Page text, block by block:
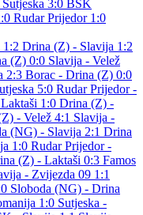
Sutjeska 3:0 BSK
Rudar Prijedor 1:0
Drina (Z) - Slavija 1:2
(Z) 0:0 Slavija - Velež
2:3 Borac - Drina (Z) 0:0
5:0 Rudar Prijedor -
1:0 Drina (Z) -
- Velež 4:1 Slavija -
(NG) - Slavija 2:1 Drina
1:0 Rudar Prijedor -
(Z) - Laktaši 0:3 Famos
- Zvijezda 09 1:1
Sloboda (NG) - Drina
1:0 Sutjeska -